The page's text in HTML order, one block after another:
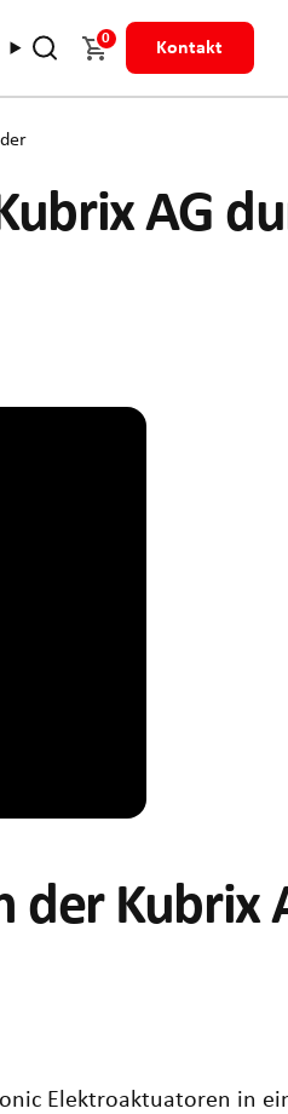
0 Kontakt
AG
der Kubrix
Elektroaktuatoren in